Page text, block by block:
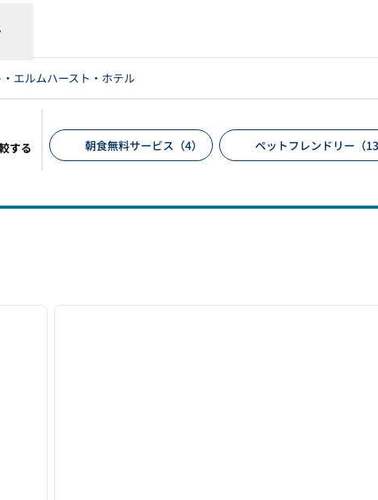
エルムハースト・ホテル
する 朝食無料サービス（4） ペットフレンドリー（13
次の画像1/12